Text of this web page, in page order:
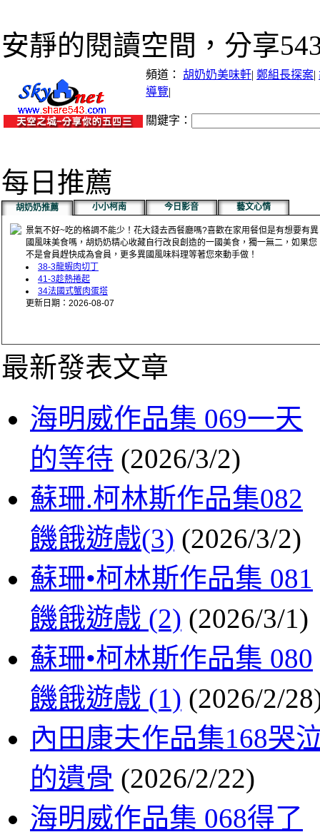
安靜的閱讀空間，分享
頻道： 胡奶奶美味軒| 鄭組長探案|
導覽|
關鍵字：
每日推薦
胡奶奶推薦 小小柯南 今日影音 藝文心情
景氣不好~吃的格調不能少！花大錢去西餐廳嗎?喜歡在家用餐但是有想要有異
國風味美食嗎，胡奶奶精心收藏自行改良創造的一國美食，獨一無二，如果您
不是會員趕快成為會員，更多異國風味料理等著您來動手做！
38-3龍蝦肉切丁
41-3趁熱捲起
34法國式蟹肉蛋塔
更新日期：2026-08-07
最新發表文章
海明威作品集 069一天
的等待 (2026/3/2)
蘇珊.柯林斯作品集082
饑餓遊戲(3) (2026/3/2)
蘇珊•柯林斯作品集 081
饑餓遊戲 (2) (2026/3/1)
蘇珊•柯林斯作品集 080
饑餓遊戲 (1) (2026/2/
內田康夫作品集168哭
的遺骨 (2026/2/22)
海明威作品集 068得了